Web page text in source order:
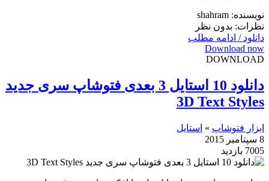
نویسنده: shahram
نظرات: بدون نظر
دانلود / ادامه مطلب
Download now
DOWNLOAD
دانلود 10 استایل 3 بعدی فتوشاپ سری جدید
3D Text Styles
ابزار فتوشاپ » استایل
8 سپتامبر 2015
7005 بازدید